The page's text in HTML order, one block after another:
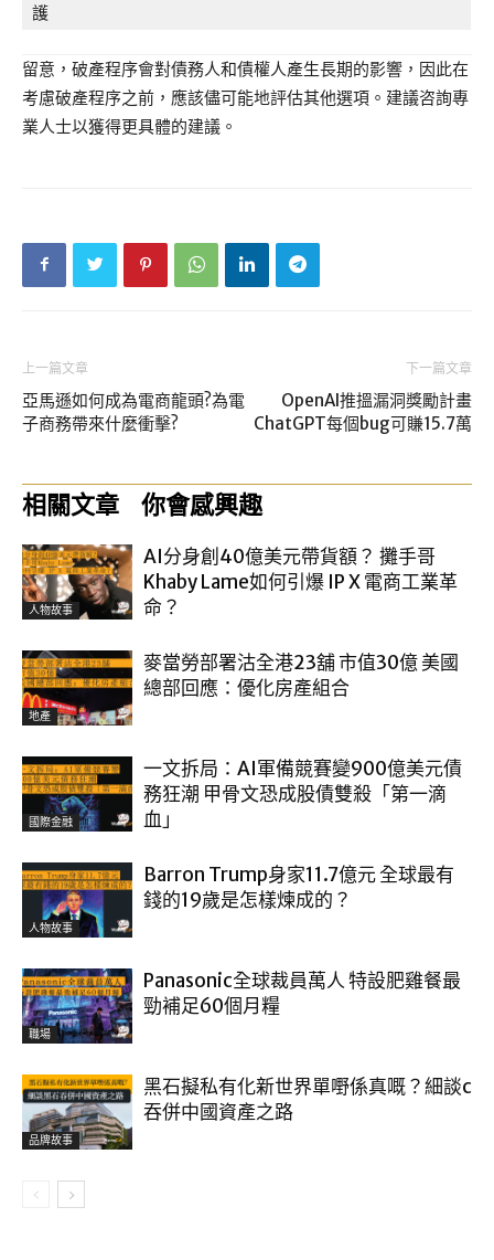
護
留意，破產程序會對債務人和債權人產生長期的影響，因此在
考慮破產程序之前，應該儘可能地評估其他選項。建議咨詢專
業人士以獲得更具體的建議。
上一篇文章
亞馬遜如何成為電商龍頭?為電
子商務帶來什麼衝擊?
下一篇文章
OpenAI推搵漏洞獎勵計畫
ChatGPT每個bug可賺15.7萬
相關文章 你會感興趣
人物故事
AI分身創40億美元帶貨額？ 攤手哥
Khaby Lame如何引爆 IP X 電商工業革
命？
地產
麥當勞部署沽全港23舖 市值30億 美國
總部回應：優化房產組合
國際金融
一文拆局：AI軍備競賽變900億美元債
務狂潮 甲骨文恐成股債雙殺「第一滴
血」
人物故事
Barron Trump身家11.7億元 全球最有
錢的19歲是怎樣煉成的？
職場
Panasonic全球裁員萬人 特設肥雞餐最
勁補足60個月糧
品牌故事
黑石擬私有化新世界單嘢係真嘅？細談c
吞併中國資產之路